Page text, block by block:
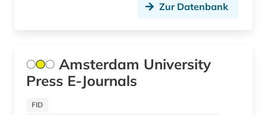
frau (1)
frauen (1)
Zur Datenbank
Amsterdam University
Press E-Journals
FID